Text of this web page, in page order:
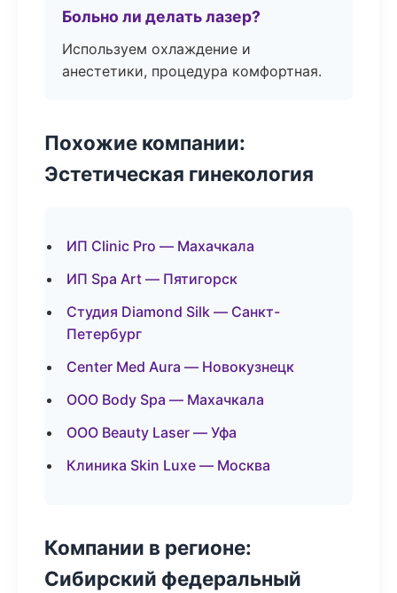
Больно ли делать лазер?
Используем охлаждение и
анестетики, процедура комфортная.
Похожие компании:
Эстетическая гинекология
ИП Clinic Pro — Махачкала
ИП Spa Art — Пятигорск
Студия Diamond Silk — Санкт-
Петербург
Center Med Aura — Новокузнецк
ООО Body Spa — Махачкала
ООО Beauty Laser — Уфа
Клиника Skin Luxe — Москва
Компании в регионе:
Сибирский федеральный